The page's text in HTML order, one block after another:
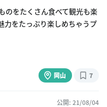
のをたくさん食べて観光も楽
力をたっぷり楽しめちゃうプ
岡山 7
公開: 21/08/04